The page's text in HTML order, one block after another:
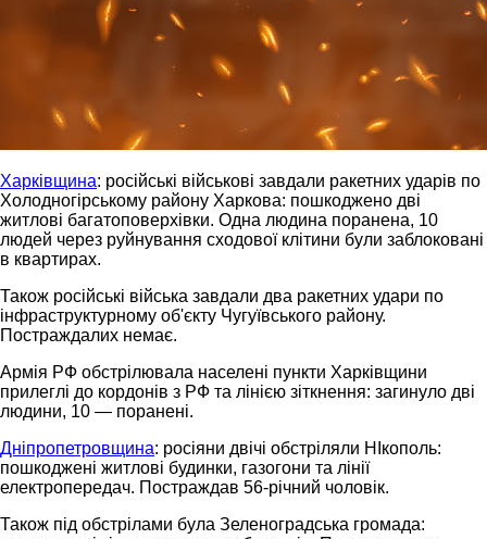
Харківщина: російські військові завдали ракетних ударів по
Холодногірському району Харкова: пошкоджено дві
житлові багатоповерхівки. Одна людина поранена, 10
людей через руйнування сходової клітини були заблоковані
в квартирах.
Також російські війська завдали два ракетних удари по
інфраструктурному об'єкту Чугуївського району.
Постраждалих немає.
Армія РФ обстрілювала населені пункти Харківщини
прилеглі до кордонів з РФ та лінією зіткнення: загинуло дві
людини, 10 — поранені.
Дніпропетровщина: росіяни двічі обстріляли НІкополь:
пошкоджені житлові будинки, газогони та лінії
електропередач. Постраждав 56-річний чоловік.
Також під обстрілами була Зеленоградська громада: